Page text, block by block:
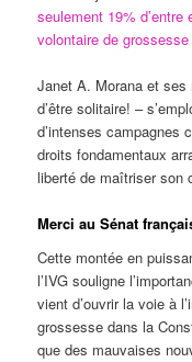
seulement 19% d’entre
volontaire de grossesse
Janet A. Morana et
d’être solitaire! –
d’intenses campagnes
droits fondamentaux
liberté de maîtriser son
Merci au Sénat
Cette montée en
l’IVG souligne
vient d’ouvrir la voie à
grossesse dans la
que des mauvaises